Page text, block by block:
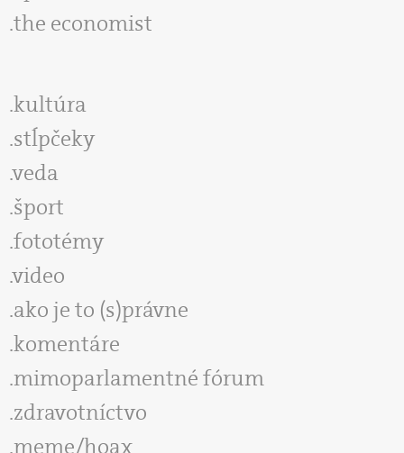
the economist
kultúra
stĺpčeky
veda
šport
fototémy
video
ako je to (s)právne
komentáre
mimoparlamentné fórum
zdravotníctvo
meme/hoax